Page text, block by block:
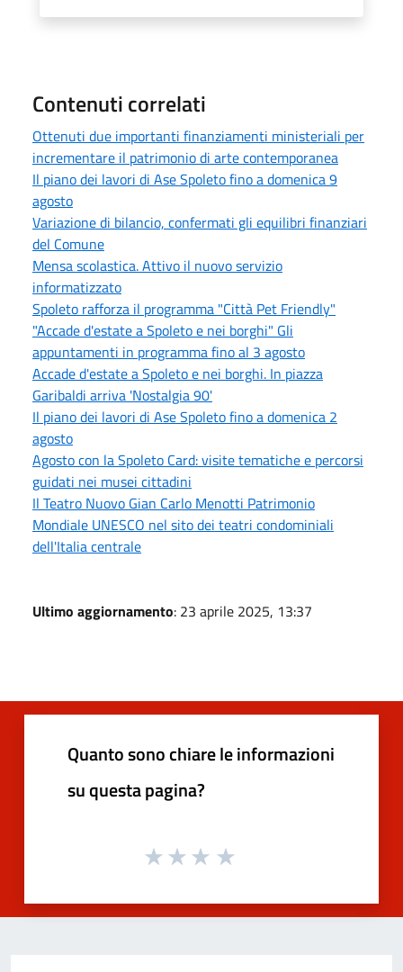
Contenuti correlati
Ottenuti due importanti finanziamenti ministeriali per
incrementare il patrimonio di arte contemporanea
Il piano dei lavori di Ase Spoleto fino a domenica 9
agosto
Variazione di bilancio, confermati gli equilibri finanziari
del Comune
Mensa scolastica. Attivo il nuovo servizio
informatizzato
Spoleto rafforza il programma "Città Pet Friendly"
"Accade d'estate a Spoleto e nei borghi" Gli
appuntamenti in programma fino al 3 agosto
Accade d'estate a Spoleto e nei borghi. In piazza
Garibaldi arriva 'Nostalgia 90'
Il piano dei lavori di Ase Spoleto fino a domenica 2
agosto
Agosto con la Spoleto Card: visite tematiche e percorsi
guidati nei musei cittadini
Il Teatro Nuovo Gian Carlo Menotti Patrimonio
Mondiale UNESCO nel sito dei teatri condominiali
dell'Italia centrale
Ultimo aggiornamento: 23 aprile 2025, 13:37
Quanto sono chiare le informazioni
su questa pagina?